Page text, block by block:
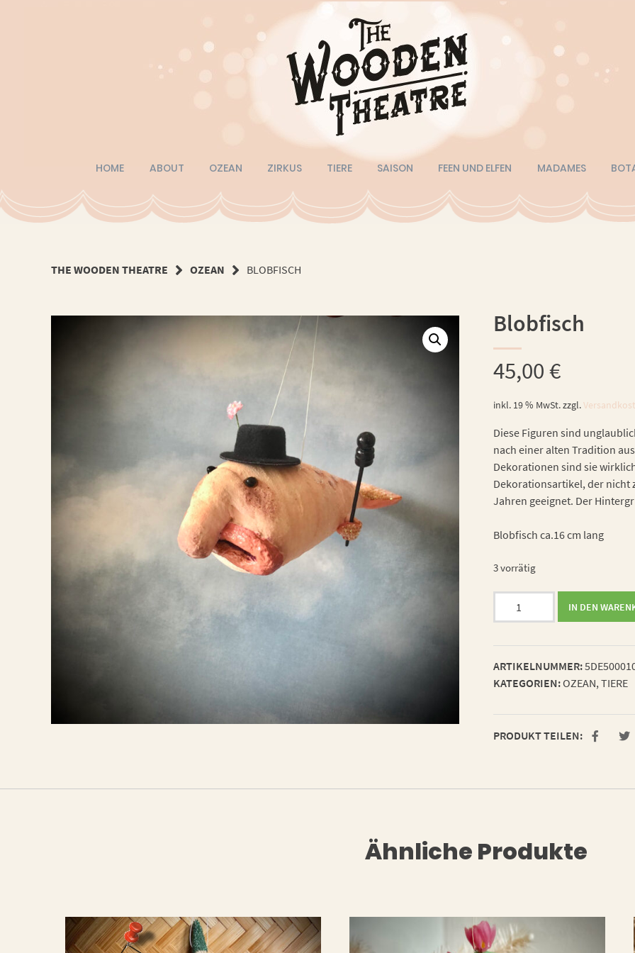
HOME ABOUT OZEAN ZIRKUS TIERE SAISON FEEN UND ELFEN MADAMES
THE WOODEN THEATRE OZEAN BLOBFISCH
Blobfisch
45,00€
inkl. 19 % MwSt.zzgl.
Diese Figuren sind
nach einer alten Tradition
Dekorationen sind sie
Dekorationsartikel, der nicht
Jahren geeignet. Der
Blobfisch ca.16 cm lang
3 vorrätig
IN DEN
ARTIKELNUMMER:
KATEGORIEN:OZEAN,TIERE
PRODUKT TEILEN:
Ähnliche Produkte